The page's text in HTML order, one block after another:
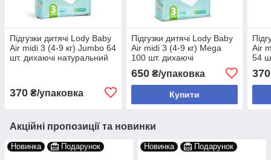
Підгузки дитячі Lody Baby
Air midi 3 (4-9 кг) Jumbo 64
шт. дихаючі натуральний
370 ₴/упаковка
Підгузки дитячі Lody Baby
Air midi 3 (4-9 кг) Mega
100 шт. дихаючі
натуральний склад велика
упаковка
650₴/упаковка
Купити
Air
54
370
Акційні пропозиції та новинки
Новинка Подарунок Новинка Подарунок